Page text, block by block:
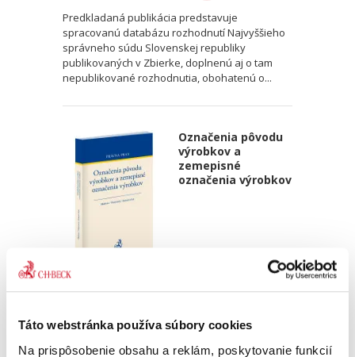
Táto webstránka používa súbory cookies
Na prispôsobenie obsahu a reklám, poskytovanie funkcií
Predkladaná publikácia predstavuje
spracovanú databázu rozhodnutí Najvyššieho
správneho súdu Slovenskej republiky
publikovaných v Zbierke, doplnenú aj o tam
nepublikované rozhodnutia, obohatenú o...
Označenia pôvodu
výrobkov a
zemepisné
označenia výrobkov
Matúš Medvec
26,67 €
bez DPH
Pre odborníkov špecializujúcich sa na oblasť